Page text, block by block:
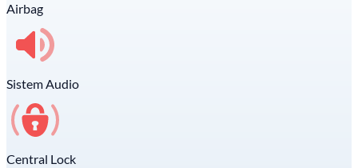
Airbag
Sistem Audio
Central Lock